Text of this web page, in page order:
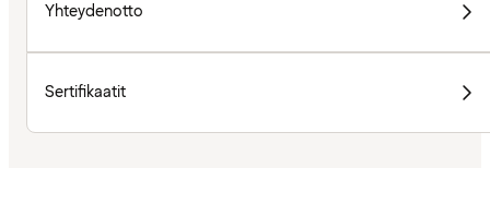
Yhteydenotto
Sertifikaatit